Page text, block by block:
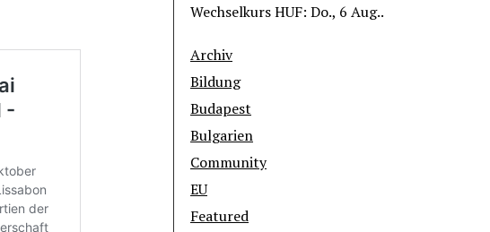
WechselkursHUF: Do., 6 Aug..
Archiv
Bildung
Budapest
Bulgarien
Community
EU
Featured